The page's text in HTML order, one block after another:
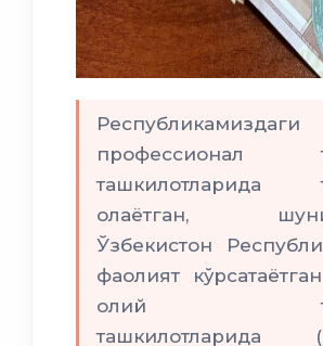
Республикамиздаги
профессионал
ташкилотларида
олаётган,
Ўзбекистон
фаолият
олий
ташкилотларида